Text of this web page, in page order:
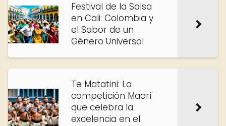
Festival de la Salsa
en Cali: Colombia y
el Sabor de un
Género Universal
Te Matatini: La
competición Maorí
que celebra la
excelencia en el